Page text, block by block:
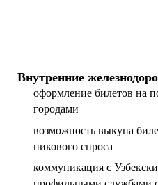
Внутренние
оформление билетов на
городами
возможность выкупа
пикового спроса
коммуникация с